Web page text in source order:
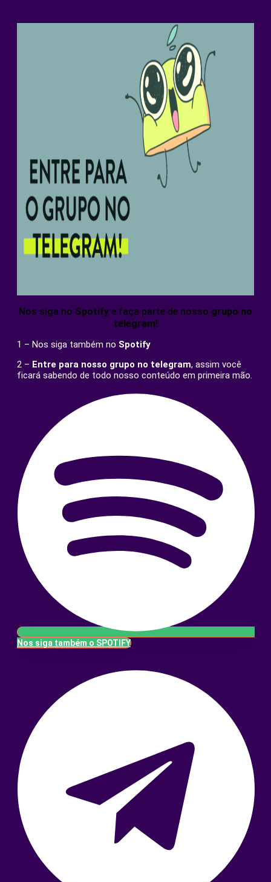
Nos siga no Spotify e faça parte de nosso grupo no
telegram!
1 – Nos siga também no Spotify
2 – Entre para nosso grupo no telegram, assim você
ficará sabendo de todo nosso conteúdo em primeira mão.
Nos siga também o SPOTIFY